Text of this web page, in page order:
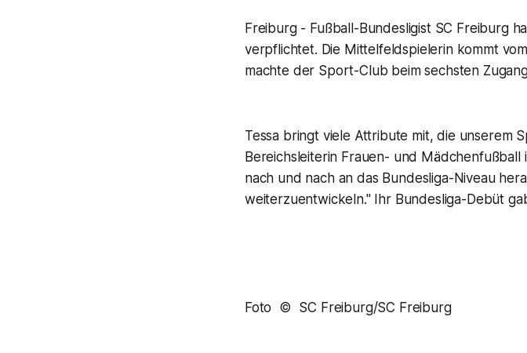
Freiburg - Fußball-Bundesligist SC Freiburg
verpflichtet. Die Mittelfeldspielerin kommt vom
machte der Sport-Club beim sechsten
Tessa bringt viele Attribute mit, die unserem
Bereichsleiterin Frauen- und Mädchenfußball
nach und nach an das Bundesliga-Niveau
weiterzuentwickeln." Ihr Bundesliga-Debüt
Foto © SC Freiburg/SC Freiburg